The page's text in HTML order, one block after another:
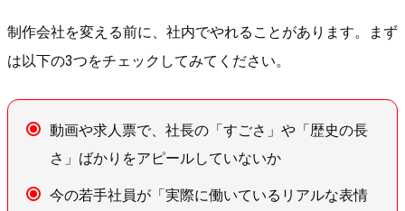
制作会社を変える前に、社内でやれることがあります。まず
は以下の3つをチェックしてみてください。
動画や求人票で、社長の「すごさ」や「歴史の長
さ」ばかりをアピールしていないか
今の若手社員が「実際に働いているリアルな表情